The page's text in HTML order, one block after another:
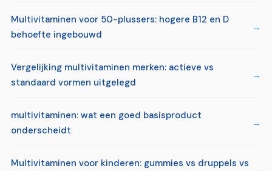
Multivitaminen voor 50-plussers: hogere B12 en D
behoefte ingebouwd
Vergelijking multivitaminen merken: actieve vs
standaard vormen uitgelegd
multivitaminen: wat een goed basisproduct
onderscheidt
Multivitaminen voor kinderen: gummies vs druppels vs